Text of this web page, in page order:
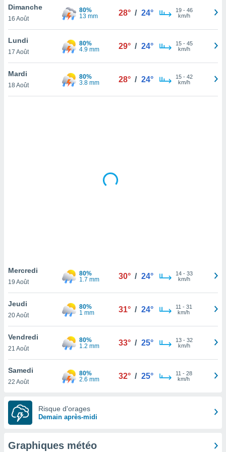
en
de
pas
de
cas,
que
sur le
et que
Dimanche
16 Août
80%
13 mm
28° / 24° 19- 46
km/h
Lundi
17 Août
80%
4.9 mm
29° / 24° 15- 45
km/h
Mardi
18 Août
80%
3.8 mm
28° / 24° 15- 42
km/h
Mercredi
19 Août
80%
1.7 mm
30° / 24° 14- 33
km/h
Jeudi
20 Août
80%
1 mm
31° / 24° 11 - 31
km/h
Vendredi
21 Août
80%
1.2 mm
33° / 25° 13- 32
km/h
Samedi
22 Août
80%
2.6 mm
32° / 25° 11 - 28
km/h
Risque d'orages
Demain après-midi
Graphiques météo